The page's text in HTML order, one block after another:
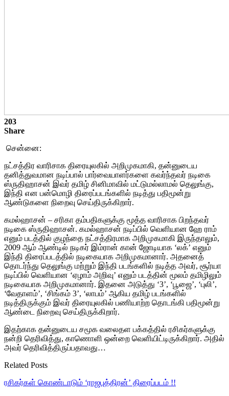
203
Share
சென்னை:
நட்சத்திர வாரிசாக திரையுலகில் அறிமுகமாகி, தன்னுடைய
தனித்துவமான நடிப்பால் பார்வையாளர்களை கவர்ந்தவர் நடிகை
ஸ்ருதிஹாசன் இவர் தமிழ் சினிமாவில் மட்டுமல்லாமல் தெலுங்கு,
இந்தி என பன்மொழி திரைப்படங்களில் நடித்து பதிமூன்று
ஆண்டுகளை நிறைவு செய்திருக்கிறார்.
கமல்ஹாசன் – சரிகா தம்பதிகளுக்கு மூத்த வாரிசாக பிறந்தவர்
நடிகை ஸ்ருதிஹாசன். கமல்ஹாசன் நடிப்பில் வெளியான ஹே ராம்
எனும் படத்தில் குழந்தை நட்சத்திரமாக அறிமுகமாகி இருந்தாலும்,
2009 ஆம் ஆண்டில் நடிகர் இம்ரான் கான் ஜோடியாக ‘லக்’ எனும்
இந்தி திரைப்படத்தில் நடிகையாக அறிமுகமானார். அதனைத்
தொடர்ந்து தெலுங்கு மற்றும் இந்தி படங்களில் நடித்த அவர், சூர்யா
நடிப்பில் வெளியான ‘ஏழாம் அறிவு’ எனும் படத்தின் மூலம் தமிழிலும்
நடிகையாக அறிமுகமானார். இதனை அடுத்து ‘3’, ‘பூஜை’, ‘புலி’,
‘வேதாளம்’, ‘சிங்கம் 3’, ‘லாபம்’ ஆகிய தமிழ் படங்களில்
நடித்திருக்கும் இவர் திரையுலகில் பணியாற்ற தொடங்கி பதிமூன்று
ஆண்டை நிறைவு செய்திருக்கிறார்.
இதற்காக தன்னுடைய சமூக வலைதள பக்கத்தில் ரசிகர்களுக்கு
நன்றி தெரிவித்து, காணொளி ஒன்றை வெளியிட்டிருக்கிறார். அதில்
அவர் தெரிவித்திருப்பதாவது…
Related Posts
ரசிகர்கள் கொண்டாடும் ‘ராஜபுத்திரன்’ திரைப்படம் !!